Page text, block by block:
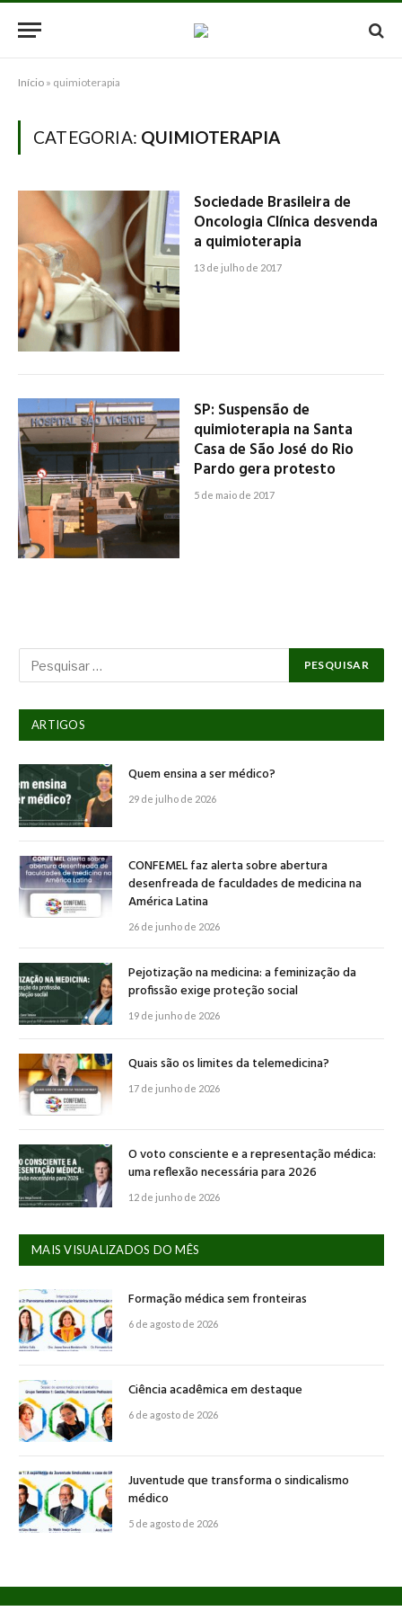
Início » quimioterapia
CATEGORIA: QUIMIOTERAPIA
Sociedade Brasileira de
Oncologia Clínica desvenda
a quimioterapia
13 de julho de 2017
SP: Suspensão de
quimioterapia na Santa
Casa de São José do Rio
Pardo gera protesto
5 de maio de 2017
ARTIGOS
Quem ensina a ser médico?
29 de julho de 2026
CONFEMEL faz alerta sobre abertura
desenfreada de faculdades de medicina na
América Latina
26 de junho de 2026
Pejotização na medicina: a feminização da
profissão exige proteção social
19 de junho de 2026
Quais são os limites da telemedicina?
17 de junho de 2026
O voto consciente e a representação médica:
uma reflexão necessária para 2026
12 de junho de 2026
MAIS VISUALIZADOS DO MÊS
Formação médica sem fronteiras
6 de agosto de 2026
Ciência acadêmica em destaque
6 de agosto de 2026
Juventude que transforma o sindicalismo
médico
5 de agosto de 2026